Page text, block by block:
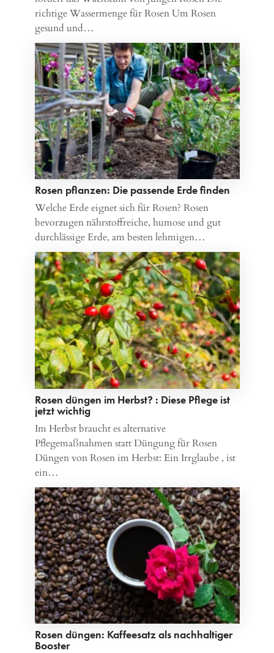
richtige Wassermenge für Rosen Um Rosen
gesund und…
Rosen pflanzen: Die passende Erde finden
Welche Erde eignet sich für Rosen? Rosen
bevorzugen nährstoffreiche, humose und gut
durchlässige Erde, am besten lehmigen…
Rosen düngen im Herbst? : Diese Pflege ist
jetzt wichtig
Im Herbst braucht es alternative
Pflegemaßnahmen statt Düngung für Rosen
Düngen von Rosen im Herbst: Ein Irrglaube , ist
ein…
Rosen düngen: Kaffeesatz als nachhaltiger
Booster